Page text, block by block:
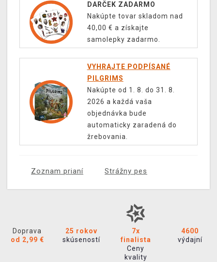
DARČEK ZADARMO
Nakúpte tovar skladom nad
40,00 € a získajte
samolepky zadarmo.
VYHRAJTE PODPÍSANÉ
PILGRIMS
Nakúpte od 1. 8. do 31. 8.
2026 a každá vaša
objednávka bude
automaticky zaradená do
žrebovania.
Zoznam prianí Strážny pes
Doprava
od 2,99 €
25 rokov
skúseností
7x
finalista
Ceny
kvality
4600
výdajní